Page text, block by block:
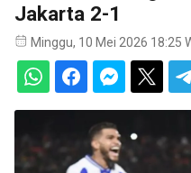
Jakarta 2-1
Minggu, 10 Mei 2026 18:25